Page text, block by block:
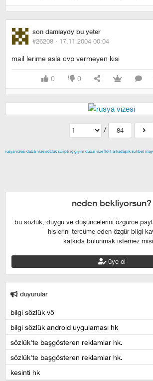
son damlaydy bu yeter
#26208 · 17.11.2004 00:04
mail lerime asla cvp vermeyen kisi
0 0
/ 84
rusya vizesi dubai vize sözlük scripti iç giyim dubai vize flört arkadaşlık sohbet
neden bekliyorsun?
bu sözlük, duygu ve düşüncelerini özgürce
hislerini tercüme eden özgür bilgi
katkıda bulunmak istemez
üye ol
duyurular
bilgi sözlük v5
bilgi sözlük android uygulaması hk
sözlük'te başgösteren reklamlar hk.
sözlük'te başgösteren reklamlar hk.
kesinti hk